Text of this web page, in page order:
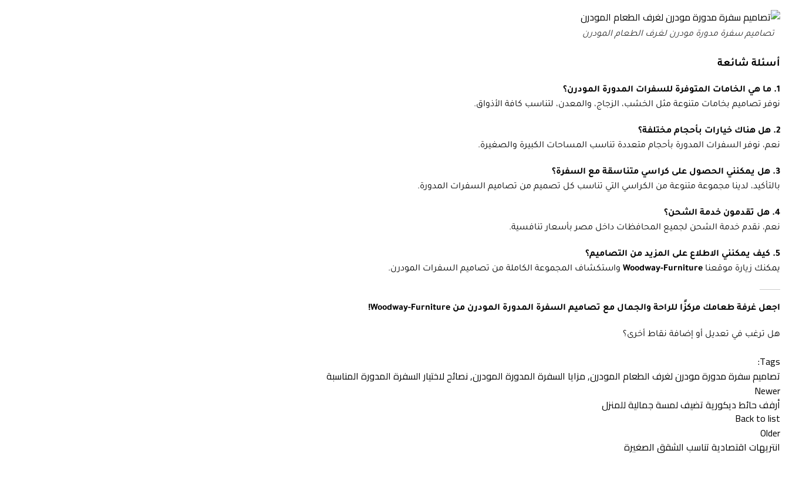
تصاميم سفرة مدورة مودرن لغرف الطعام المودرن
أسئلة شائعة
1. ما هي الخامات المتوفرة للسفرات المدورة المودرن؟
نوفر تصاميم بخامات متنوعة مثل الخشب، الزجاج، والمعدن، لتناسب كافة الأذواق.
2. هل هناك خيارات بأحجام مختلفة؟
نعم، نوفر السفرات المدورة بأحجام متعددة تناسب المساحات الكبيرة والصغيرة.
3. هل يمكنني الحصول على كراسي متناسقة مع السفرة؟
بالتأكيد، لدينا مجموعة متنوعة من الكراسي التي تناسب كل تصميم من تصاميم السفرات المدورة.
4. هل تقدمون خدمة الشحن؟
نعم، نقدم خدمة الشحن لجميع المحافظات داخل مصر بأسعار تنافسية.
5. كيف يمكنني الاطلاع على المزيد من التصاميم؟
يمكنك زيارة موقعنا Woodway-Furniture واستكشاف المجموعة الكاملة من تصاميم السفرات المودرن.
اجعل غرفة طعامك مركزًا للراحة والجمال مع تصاميم السفرة المدورة المودرن من Woodway-Furniture!
هل ترغب في تعديل أو إضافة نقاط أخرى؟
Tags:
تصاميم سفرة مدورة مودرن لغرف الطعام المودرن,مزايا السفرة المدورة المودرن,نصائح لاختيار السفرة المدورة المناسبة
Newer
أرفف حائط ديكورية تضيف لمسة جمالية للمنزل
Back to list
Older
انتريهات اقتصادية تناسب الشقق الصغيرة